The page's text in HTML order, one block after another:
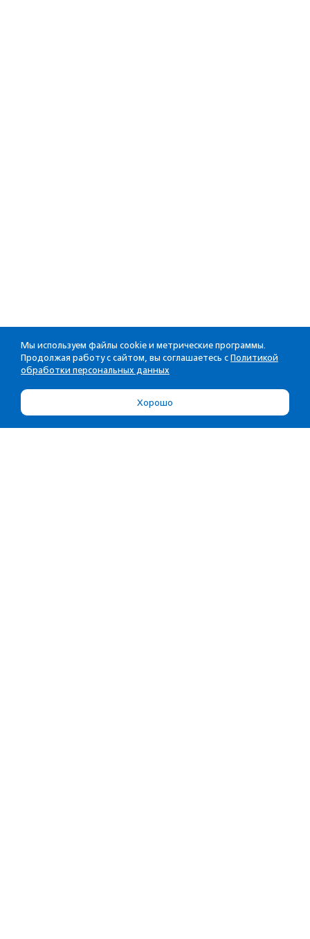
Мы используем файлы cookie и метрические программы.
Продолжая работу с сайтом, вы соглашаетесь с Политикой
обработки персональных данных
Хорошо